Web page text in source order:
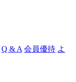
Q & A 会員優待 よ